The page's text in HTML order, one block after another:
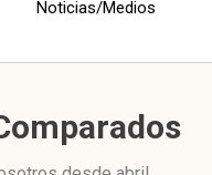
Noticias/Medios